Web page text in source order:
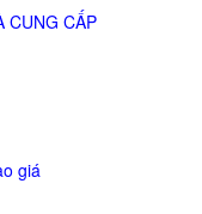
CUNG CẤP
giá